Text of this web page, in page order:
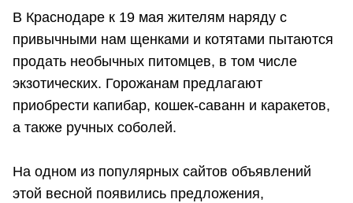
В Краснодаре к 19 мая жителям наряду с
привычными нам щенками и котятами пытаются
продать необычных питомцев, в том числе
экзотических. Горожанам предлагают
приобрести капибар, кошек-саванн и каракетов,
а также ручных соболей.
На одном из популярных сайтов объявлений
этой весной появились предложения,